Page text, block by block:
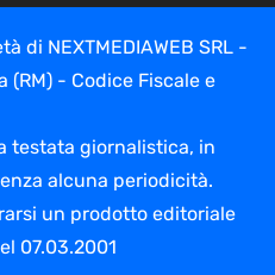
di NEXTMEDIAWEB SRL -
(RM) - Codice Fiscale e
testata giornalistica, in
alcuna periodicità.
un prodotto editoriale
07.03.2001